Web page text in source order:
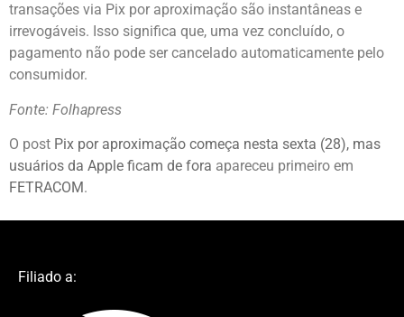
transações via Pix por aproximação são instantâneas e
irrevogáveis. Isso significa que, uma vez concluído, o
pagamento não pode ser cancelado automaticamente pelo
consumidor.
Fonte: Folhapress
O post Pix por aproximação começa nesta sexta (28), mas
usuários da Apple ficam de fora apareceu primeiro em
FETRACOM.
Filiado a: